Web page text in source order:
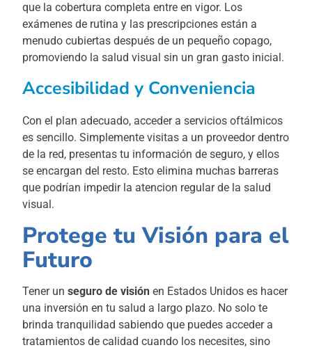
que la cobertura completa entre en vigor. Los
exámenes de rutina y las prescripciones están a
menudo cubiertas después de un pequeño copago,
promoviendo la salud visual sin un gran gasto inicial.
Accesibilidad y Conveniencia
Con el plan adecuado, acceder a servicios oftálmicos
es sencillo. Simplemente visitas a un proveedor dentro
de la red, presentas tu información de seguro, y ellos
se encargan del resto. Esto elimina muchas barreras
que podrían impedir la atencion regular de la salud
visual.
Protege tu Visión para el
Futuro
Tener unseguro de visión en Estados Unidos es hacer
una inversión en tu salud a largo plazo. No solo te
brinda tranquilidad sabiendo que puedes acceder a
tratamientos de calidad cuando los necesites, sino